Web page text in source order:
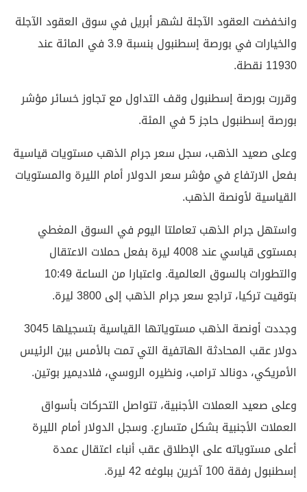
وانخفضت العقود الآجلة لشهر أبريل في سوق العقود الآجلة
والخيارات في بورصة إسطنبول بنسبة 3.9 في المائة عند
11930 نقطة.
وقررت بورصة إسطنبول وقف التداول مع تجاوز خسائر مؤشر
بورصة إسطنبول حاجز 5 في المئة.
وعلى صعيد الذهب، سجل سعر جرام الذهب مستويات قياسية
بفعل الارتفاع في مؤشر سعر الدولار أمام الليرة والمستويات
القياسية لأونصة الذهب.
واستهل جرام الذهب تعاملتا اليوم في السوق المغطي
بمستوى قياسي عند 4008 ليرة بفعل حملات الاعتقال
والتطورات بالسوق العالمية. واعتبارا من الساعة 10:49
بتوقيت تركيا، تراجع سعر جرام الذهب إلى 3800 ليرة.
وجددت أونصة الذهب مستوياتها القياسية بتسجيلها 3045
دولار عقب المحادثة الهاتفية التي تمت بالأمس بين الرئيس
الأمريكي، دونالد ترامب، ونظيره الروسي، فلاديمير بوتين.
وعلى صعيد العملات الأجنبية، تتواصل التحركات بأسواق
العملات الأجنبية بشكل متسارع. وسجل الدولار أمام الليرة
أعلى مستوياته على الإطلاق عقب أنباء اعتقال عمدة
إسطنبول رفقة 100 آخرين ببلوغه 42 ليرة.